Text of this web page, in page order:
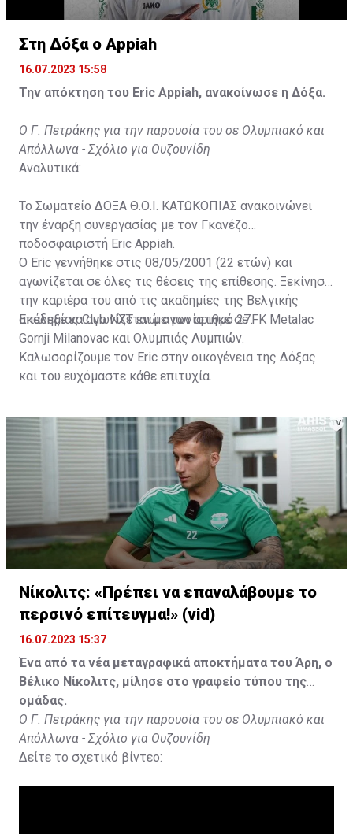
Στη Δόξα ο Appiah
16.07.2023 15:58
Την απόκτηση του Eric Appiah, ανακοίνωσε η Δόξα.
Ο Γ. Πετράκης για την παρουσία του σε Ολυμπιακό και
Απόλλωνα - Σχόλιο για Ουζουνίδη
Αναλυτικά:
Το Σωματείο ΔΟΞΑ Θ.Ο.Ι. ΚΑΤΩΚΟΠΙΑΣ ανακοινώνει
την έναρξη συνεργασίας με τον Γκανέζο
ποδοσφαιριστή Eric Appiah.
Ο Eric γεννήθηκε στις 08/05/2001 (22 ετών) και
αγωνίζεται σε όλες τις θέσεις της επίθεσης. Ξεκίνησε
την καριέρα του από τις ακαδημίες της Βελγικής
ακαδημίας Club NXT ενώ αγωνίστηκε σε FK Metalac
Gornji Milanovac και Ολυμπιάς Λυμπιών.
Επέλεξε να αγωνίζεται με τον αριθμό 27.
Καλωσορίζουμε τον Eric στην οικογένεια της Δόξας
και του ευχόμαστε κάθε επιτυχία.
Νίκολιτς: «Πρέπει να επαναλάβουμε το
περσινό επίτευγμα!» (vid)
16.07.2023 15:37
Ένα από τα νέα μεταγραφικά αποκτήματα του Άρη, ο
Βέλικο Νίκολιτς, μίλησε στο γραφείο τύπου της
ομάδας.
Ο Γ. Πετράκης για την παρουσία του σε Ολυμπιακό και
Απόλλωνα - Σχόλιο για Ουζουνίδη
Δείτε το σχετικό βίντεο: